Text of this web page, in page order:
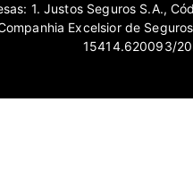
1. Justos Seguros S.A.,
Excelsior de
15414.620093/